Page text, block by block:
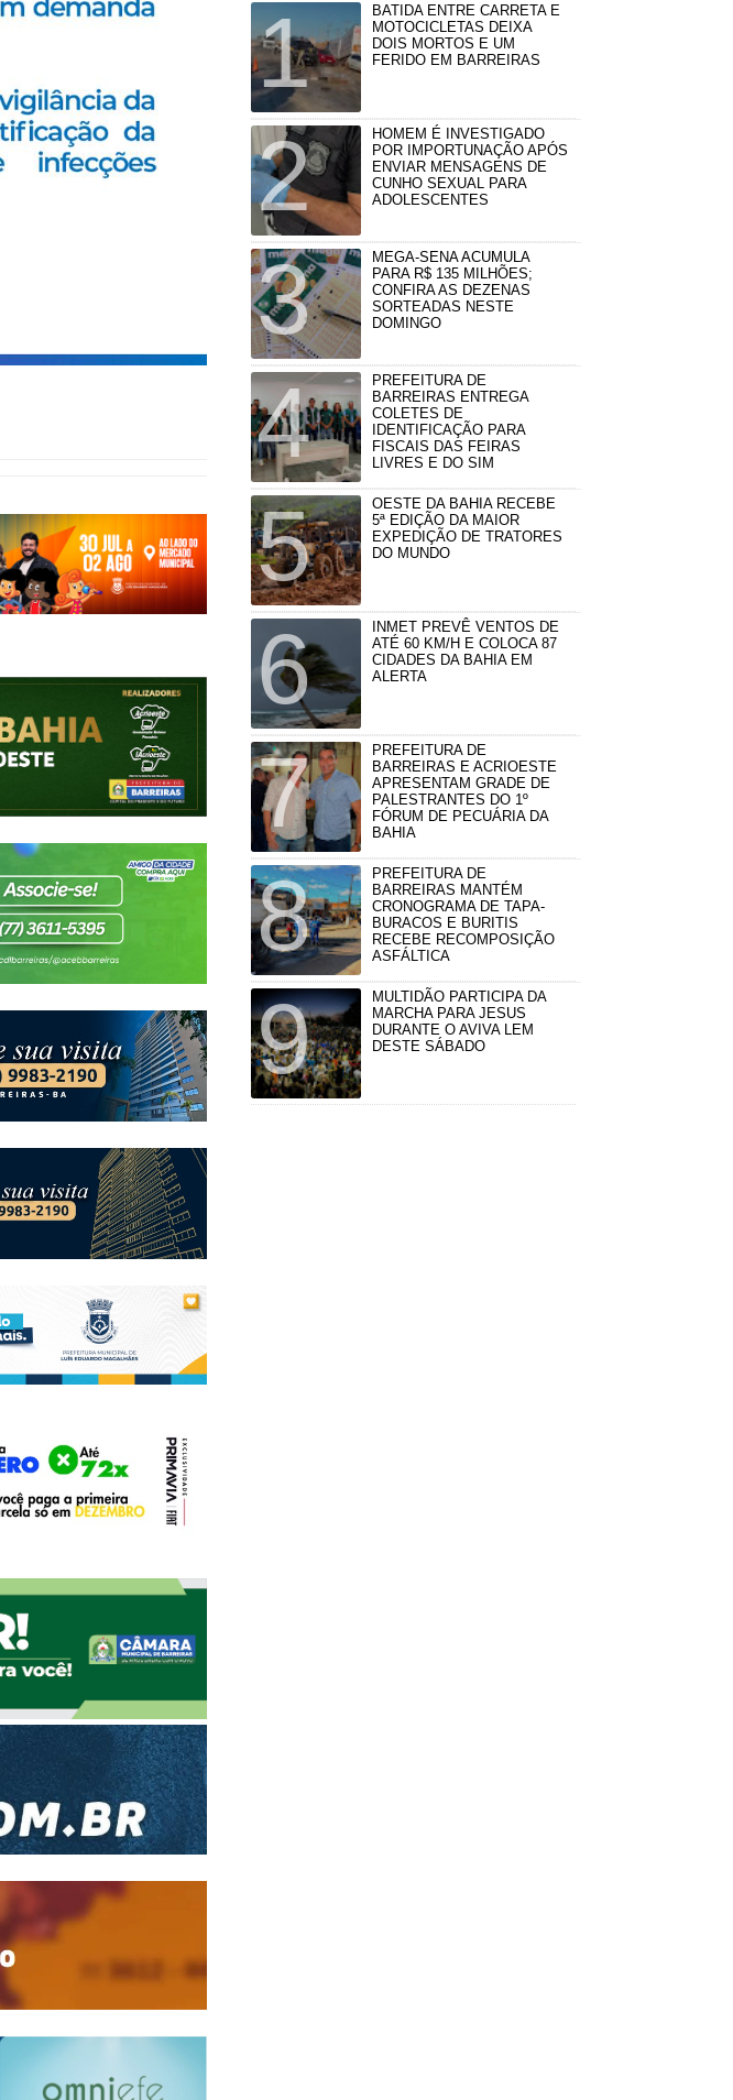
BATIDA ENTRE CARRETA E
MOTOCICLETAS DEIXA
DOIS MORTOS E UM
FERIDO EM BARREIRAS
HOMEM É INVESTIGADO
POR IMPORTUNAÇÃO APÓS
ENVIAR MENSAGENS DE
CUNHO SEXUAL PARA
ADOLESCENTES
MEGA-SENA ACUMULA
PARA R$ 135 MILHÕES;
CONFIRA AS DEZENAS
SORTEADAS NESTE
DOMINGO
PREFEITURA DE
BARREIRAS ENTREGA
COLETES DE
IDENTIFICAÇÃO PARA
FISCAIS DAS FEIRAS
LIVRES E DO SIM
OESTE DA BAHIA RECEBE
5ª EDIÇÃO DA MAIOR
EXPEDIÇÃO DE TRATORES
DO MUNDO
INMET PREVÊ VENTOS DE
ATÉ 60 KM/H E COLOCA 87
CIDADES DA BAHIA EM
ALERTA
PREFEITURA DE
BARREIRAS E ACRIOESTE
APRESENTAM GRADE DE
PALESTRANTES DO 1º
FÓRUM DE PECUÁRIA DA
BAHIA
PREFEITURA DE
BARREIRAS MANTÉM
CRONOGRAMA DE TAPA-
BURACOS E BURITIS
RECEBE RECOMPOSIÇÃO
ASFÁLTICA
MULTIDÃO PARTICIPA DA
MARCHA PARA JESUS
DURANTE O AVIVA LEM
DESTE SÁBADO